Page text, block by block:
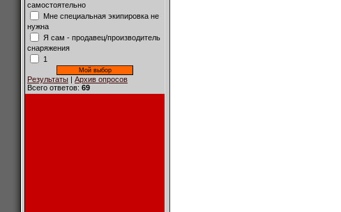
самостоятельно
Мне специальная экипировка не
нужна
Я сам - продавец/производитель
снаряжения
1
Результаты | Архив опросов
Всего ответов: 69